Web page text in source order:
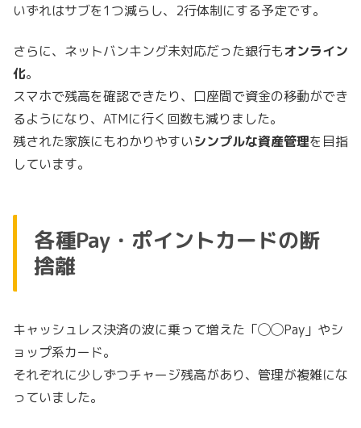
いずれはサブを1つ減らし、2行体制にする予定です。
さらに、ネットバンキング未対応だった銀行もオンライン
化。
スマホで残高を確認できたり、口座間で資金の移動ができ
るようになり、ATMに行く回数も減りました。
残された家族にもわかりやすいシンプルな資産管理を目指
しています。
各種Pay・ポイントカードの断
捨離
キャッシュレス決済の波に乗って増えた「◯◯Pay」やシ
ョップ系カード。
それぞれに少しずつチャージ残高があり、管理が複雑にな
っていました。